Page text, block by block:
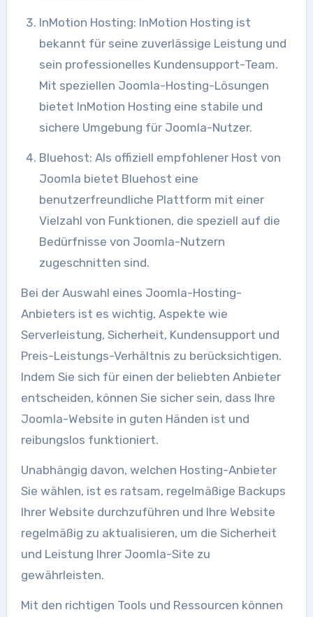
InMotion Hosting: InMotion Hosting ist
bekannt für seine zuverlässige Leistung und
sein professionelles Kundensupport-Team.
Mit speziellen Joomla-Hosting-Lösungen
bietet InMotion Hosting eine stabile und
sichere Umgebung für Joomla-Nutzer.
Bluehost: Als offiziell empfohlener Host von
Joomla bietet Bluehost eine
benutzerfreundliche Plattform mit einer
Vielzahl von Funktionen, die speziell auf die
Bedürfnisse von Joomla-Nutzern
zugeschnitten sind.
Bei der Auswahl eines Joomla-Hosting-
Anbieters ist es wichtig, Aspekte wie
Serverleistung, Sicherheit, Kundensupport und
Preis-Leistungs-Verhältnis zu berücksichtigen.
Indem Sie sich für einen der beliebten Anbieter
entscheiden, können Sie sicher sein, dass Ihre
Joomla-Website in guten Händen ist und
reibungslos funktioniert.
Unabhängig davon, welchen Hosting-Anbieter
Sie wählen, ist es ratsam, regelmäßige Backups
Ihrer Website durchzuführen und Ihre Website
regelmäßig zu aktualisieren, um die Sicherheit
und Leistung Ihrer Joomla-Site zu
gewährleisten.
Mit den richtigen Tools und Ressourcen können